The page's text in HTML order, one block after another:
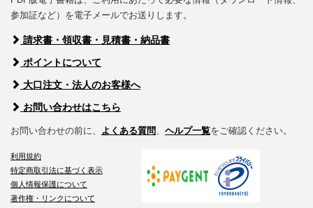
参加証など）を電子メールでお送りします。
請求書・領収書・見積書・納品書
ポイントについて
大口注文・法人のお客様へ
お問い合わせはこちら
お問い合わせの前に、 よくある質問、 ヘルプ一覧をご確認ください。
利用規約
特定商取引法に基づく表示
個人情報保護について
著作権・リンクについて